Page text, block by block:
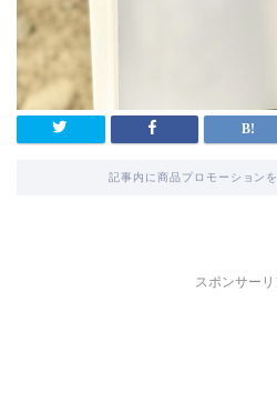
記事内に商品プロモーション
スポンサーリ